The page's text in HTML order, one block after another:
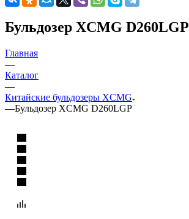
Бульдозер XCMG D260LGP
Главная
—
Каталог
—
Китайские бульдозеры XCMG
—Бульдозер XCMG D260LGP